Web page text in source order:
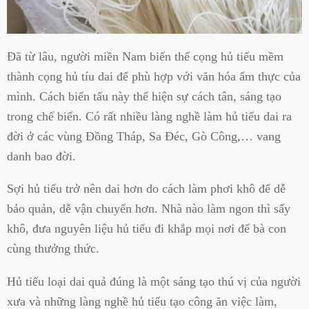
Đã từ lâu, người miền Nam biến thể cọng hủ tiếu mềm
thành cọng hủ tíu dai để phù hợp với văn hóa ẩm thực của
mình. Cách biến tấu này thể hiện sự cách tân, sáng tạo
trong chế biến. Có rất nhiều làng nghề làm hủ tiếu dai ra
đời ở các vùng Đồng Tháp, Sa Đéc, Gò Công,… vang
danh bao đời.
Sợi hủ tiếu trở nên dai hơn do cách làm phơi khô để dễ
bảo quản, dễ vận chuyển hơn. Nhà nào làm ngon thì sấy
khô, đưa nguyên liệu hủ tiếu đi khắp mọi nơi để bà con
cùng thưởng thức.
Hủ tiếu loại dai quả đúng là một sáng tạo thú vị của người
xưa và những làng nghề hủ tiếu tạo công ăn việc làm,